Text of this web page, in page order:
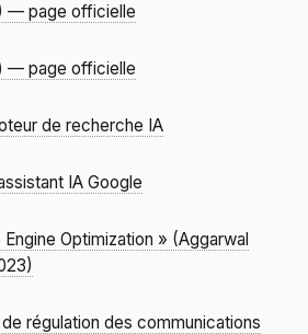
— page officielle
— page officielle
de recherche IA
IA Google
Engine Optimization » (Aggarwal
régulation des communications